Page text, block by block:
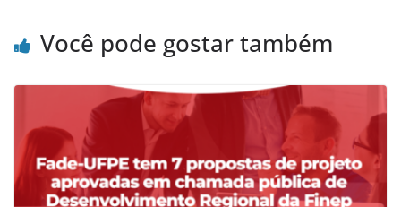
Você pode gostar também